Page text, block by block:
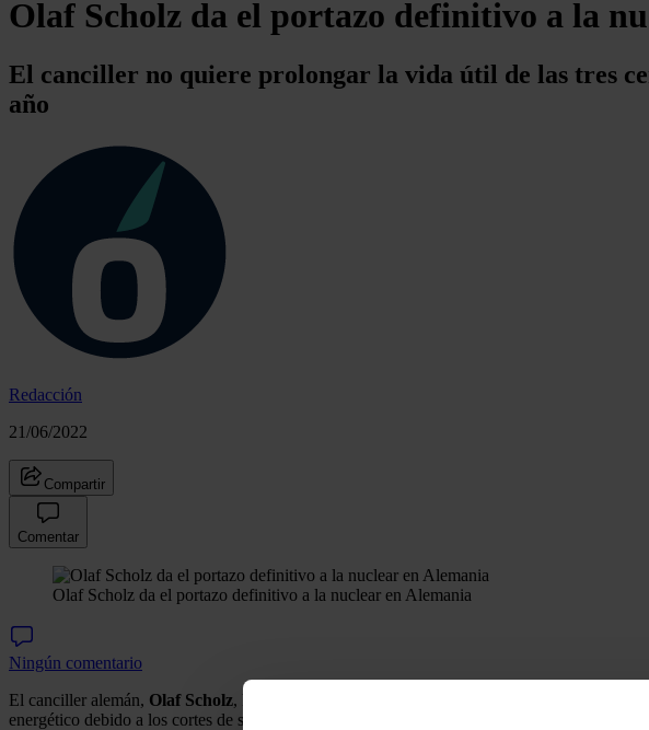
Olaf Scholz da el portazo definitivo a la
El canciller no quiere prolongar la vida útil de las tres
año
Redacción
21/06/2022
Compartir
Comentar
Olaf Scholz da el portazo definitivo a la nuclear en Alemania
Ningún comentario
El canciller alemán, Olaf Scholz, ha asegurado este domingo que no es una opción
energético debido a los cortes de suministro rusos.